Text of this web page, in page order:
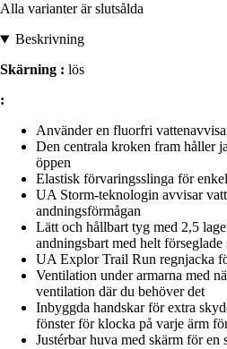
Alla varianter är slutsålda
Beskrivning
Skärning : lös
:
Använder en fluorfri
Den centrala kroken fram håller
öppen
Elastisk förvaringsslinga för
UA Storm-teknologin avvisar
andningsförmågan
Lätt och hållbart tyg med 2,5
andningsbart med helt förseglade
UA Explor Trail Run regnjacka
Ventilation under armarna med
ventilation där du behöver det
Inbyggda handskar för extra
fönster för klocka på varje ärm
Justérbar huva med skärm för en